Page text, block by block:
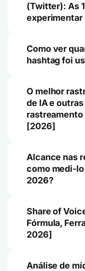
(Twitter): As
experimentar
Como ver
hashtag foi
O melhor
de IA e
rastreamento
[2026]
Alcance nas
como medi-
2026?
Share of
Fórmula,
2026]
Análise de